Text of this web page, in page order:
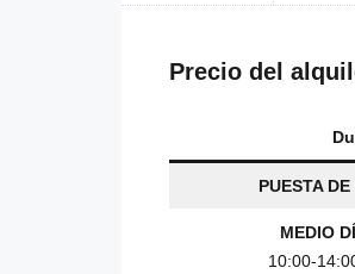
Precio del
PUESTA
MEDIO
10:00-